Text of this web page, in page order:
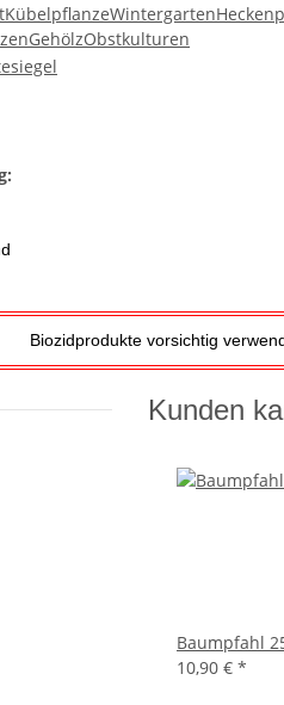
KübelpflanzeWintergarten
GehölzObstkulturen
Biozidprodukte vorsichtig
Kunden
Baumpfahl
10,90 € *